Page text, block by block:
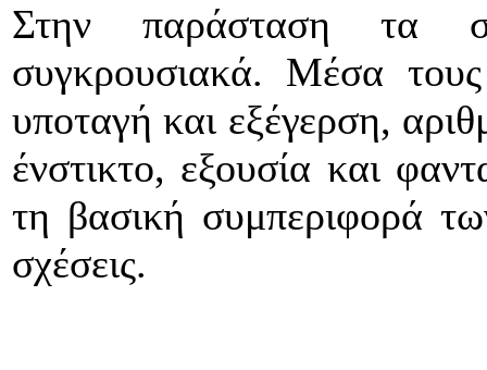
Στην παράσταση τα
συγκρουσιακά. Μέσα τους
υποταγή και εξέγερση,
ένστικτο, εξουσία και
τη βασική συμπεριφορά
σχέσεις.